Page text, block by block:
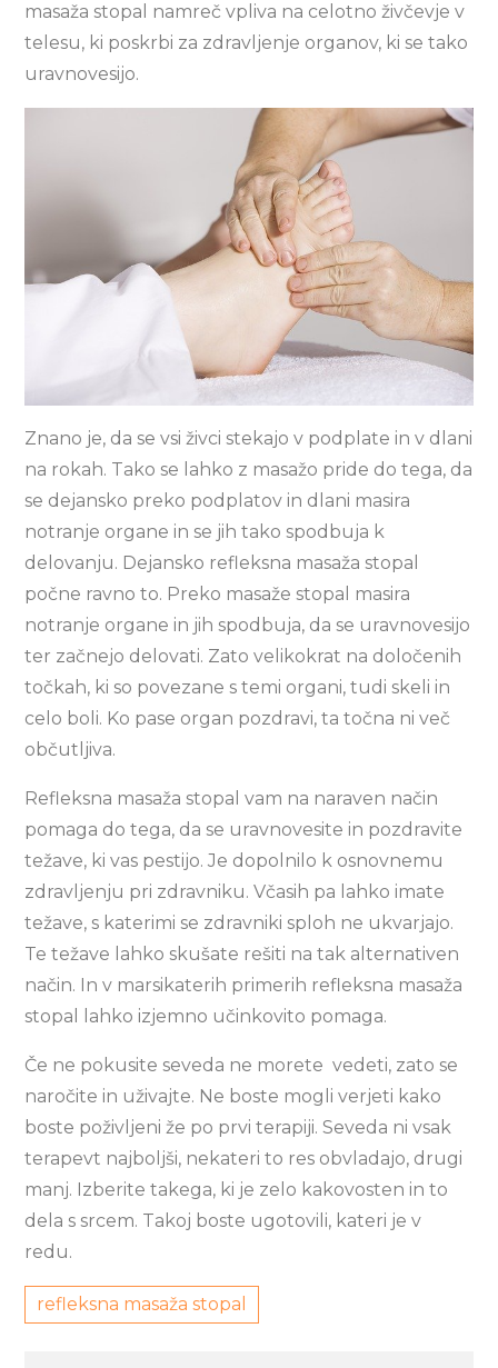
masaža stopal namreč vpliva na celotno živčevje v
telesu, ki poskrbi za zdravljenje organov, ki se tako
uravnovesijo.
Znano je, da se vsi živci stekajo v podplate in v dlani
na rokah. Tako se lahko z masažo pride do tega, da
se dejansko preko podplatov in dlani masira
notranje organe in se jih tako spodbuja k
delovanju. Dejansko refleksna masaža stopal
počne ravno to. Preko masaže stopal masira
notranje organe in jih spodbuja, da se uravnovesijo
ter začnejo delovati. Zato velikokrat na določenih
točkah, ki so povezane s temi organi, tudi skeli in
celo boli. Ko pase organ pozdravi, ta točna ni več
občutljiva.
Refleksna masaža stopal vam na naraven način
pomaga do tega, da se uravnovesite in pozdravite
težave, ki vas pestijo. Je dopolnilo k osnovnemu
zdravljenju pri zdravniku. Včasih pa lahko imate
težave, s katerimi se zdravniki sploh ne ukvarjajo.
Te težave lahko skušate rešiti na tak alternativen
način. In v marsikaterih primerih refleksna masaža
stopal lahko izjemno učinkovito pomaga.
Če ne pokusite seveda ne morete vedeti, zato se
naročite in uživajte. Ne boste mogli verjeti kako
boste poživljeni že po prvi terapiji. Seveda ni vsak
terapevt najboljši, nekateri to res obvladajo, drugi
manj. Izberite takega, ki je zelo kakovosten in to
dela s srcem. Takoj boste ugotovili, kateri je v
redu.
refleksna masaža stopal